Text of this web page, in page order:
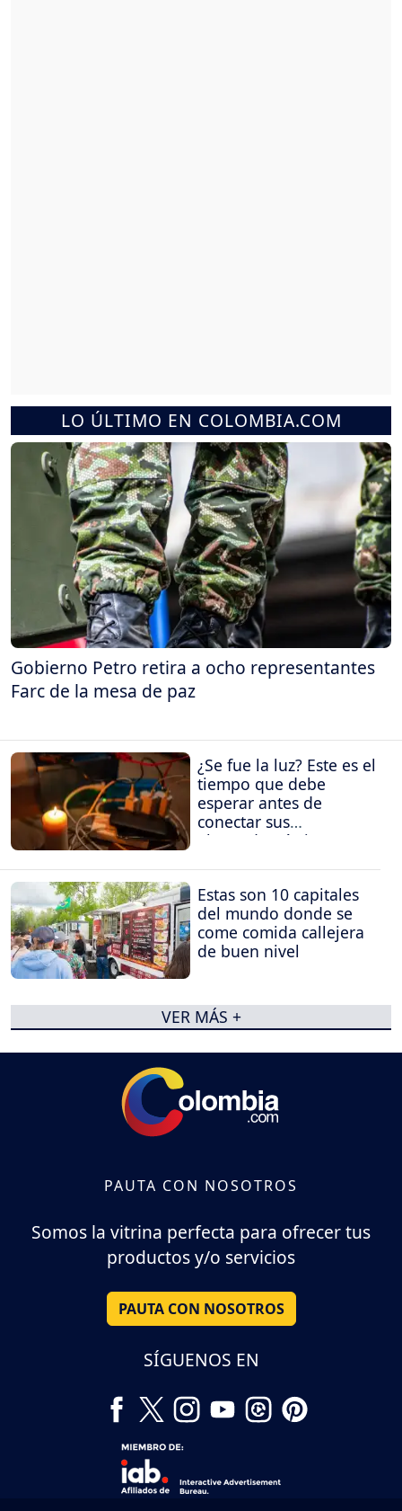
LO ÚLTIMO EN COLOMBIA.COM
Gobierno Petro retira a ocho representantes
Farc de la mesa de paz
¿Se fue la luz? Este es el
tiempo que debe
esperar antes de
conectar sus
electrodomésticos
Estas son 10 capitales
del mundo donde se
come comida callejera
de buen nivel
VER MÁS +
PAUTA CON NOSOTROS
Somos la vitrina perfecta para ofrecer tus
productos y/o servicios
PAUTA CON NOSOTROS
SÍGUENOS EN